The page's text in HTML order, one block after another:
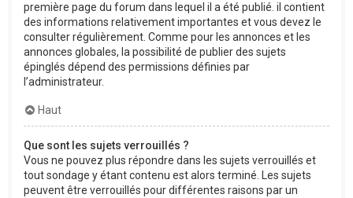
première page du forum dans lequel il a été publié. il contient
des informations relativement importantes et vous devez le
consulter régulièrement. Comme pour les annonces et les
annonces globales, la possibilité de publier des sujets
épinglés dépend des permissions définies par
l’administrateur.
Haut
Que sont les sujets verrouillés ?
Vous ne pouvez plus répondre dans les sujets verrouillés et
tout sondage y étant contenu est alors terminé. Les sujets
peuvent être verrouillés pour différentes raisons par un